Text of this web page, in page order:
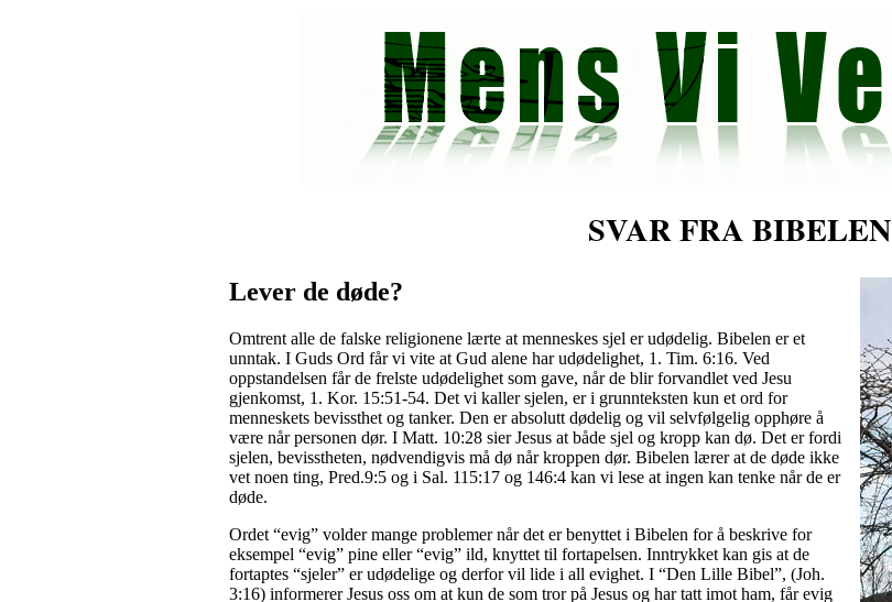
SVAR FRA BIBELEN
Lever de døde?
Omtrent alle de falske religionene lærte at menneskes sjel er udødelig. Bibelen er et
unntak. I Guds Ord får vi vite at Gud alene har udødelighet, 1. Tim. 6:16. Ved
oppstandelsen får de frelste udødelighet som gave, når de blir forvandlet ved Jesu
gjenkomst, 1. Kor. 15:51-54. Det vi kaller sjelen, er i grunnteksten kun et ord for
menneskets bevissthet og tanker. Den er absolutt dødelig og vil selvfølgelig opphøre å
være når personen dør. I Matt. 10:28 sier Jesus at både sjel og kropp kan dø. Det er fordi
sjelen, bevisstheten, nødvendigvis må dø når kroppen dør. Bibelen lærer at de døde ikke
vet noen ting, Pred.9:5 og i Sal. 115:17 og 146:4 kan vi lese at ingen kan tenke når de er
døde.
Ordet “evig” volder mange problemer når det er benyttet i Bibelen for å beskrive for
eksempel “evig” pine eller “evig” ild, knyttet til fortapelsen. Inntrykket kan gis at de
fortaptes “sjeler” er udødelige og derfor vil lide i all evighet. I “Den Lille Bibel”, (Joh.
3:16) informerer Jesus oss om at kun de som tror på Jesus og har tatt imot ham, får evig